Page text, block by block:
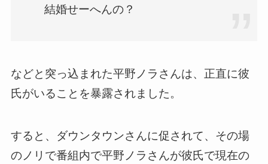
結婚せーへんの？
などと突っ込まれた平野ノラさんは、正直に彼
氏がいることを暴露されました。
すると、ダウンタウンさんに促されて、その場
のノリで番組内で平野ノラさんが彼氏で現在の